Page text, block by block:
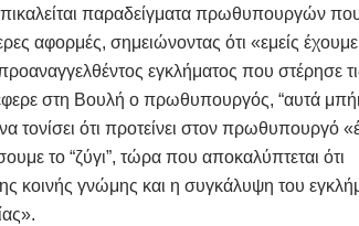
παραδείγματα πρωθυπουργών
αφορμές, σημειώνοντας ότι «εμείς
εγκλήματος που στέρησε
στη Βουλή ο πρωθυπουργός, “αυτά
τονίσει ότι προτείνει στον πρωθυπουργό
το “ζύγι”, τώρα που αποκαλύπτεται ότι
κοινής γνώμης και η συγκάλυψη του